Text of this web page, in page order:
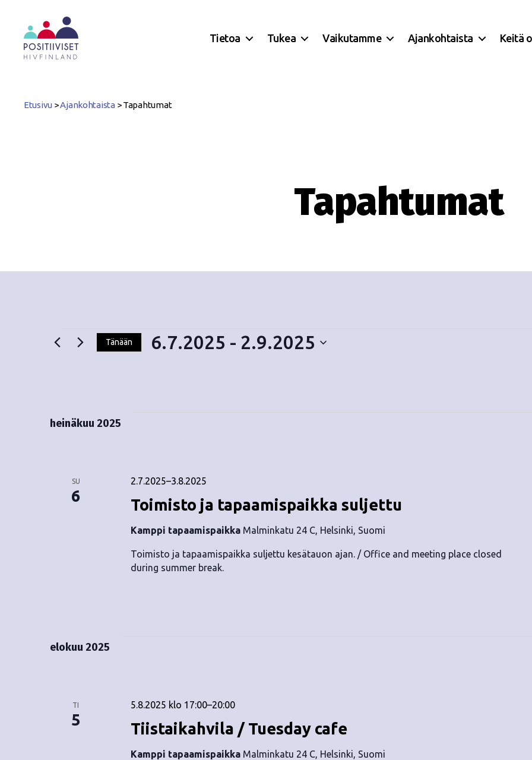
Tietoa Tukea Vaikutamme Ajankohtaista Keitä
Etusivu >Ajankohtaista >Tapahtumat
Tapahtumat
Tänään 6.7.2025 - 2.9.2025
ä
v
.
heinäkuu 2025
SU
6 Toimisto ja tapaamispaikka suljettu
2.7.2025–3.8.2025
Kamppi tapaamispaikka Malminkatu 24 C, Helsinki, Suomi
Toimisto ja tapaamispaikka suljettu kesätauon ajan. / Office and meeting place closed
during summer break.
elokuu 2025
TI
5 Tiistaikahvila / Tuesday cafe
5.8.2025 klo 17:00–20:00
Kamppi tapaamispaikka Malminkatu 24 C, Helsinki, Suomi